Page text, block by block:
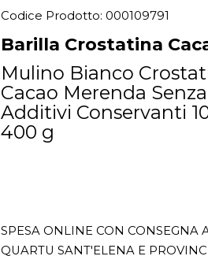
Codice Prodotto: 000109791
Barilla Crostatina
Mulino Bianco
Cacao Merenda Senza
Additivi Conservanti
400 g
SPESA ONLINE CON CONSEGNA
QUARTU SANT'ELENA E